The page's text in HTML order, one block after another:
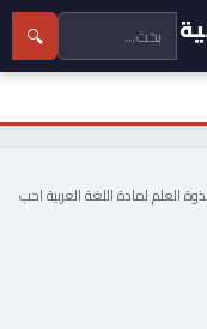
🔍
العلم لمادة اللغة العربية احب